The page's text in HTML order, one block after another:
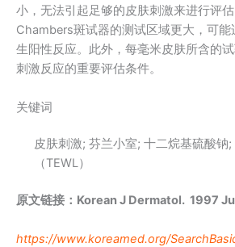
小，无法引起足够的皮肤刺激来进行评
Chambers斑试器的测试区域更大，可
生阳性反应。此外，每毫米皮肤所含的
刺激反应的重要评估条件。
关键词
皮肤刺激; 芬兰小室; 十二烷基硫酸钠
（TEWL）
原文链接： Korean J Dermatol. 1997
https://www.koreamed.org/